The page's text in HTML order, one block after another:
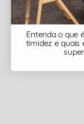
Entenda o que
timidez e quais